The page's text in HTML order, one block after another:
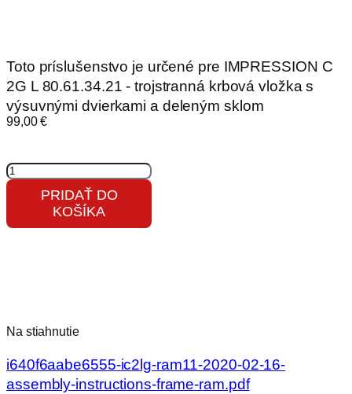
Toto príslušenstvo je určené pre IMPRESSION C
2G L 80.61.34.21 - trojstranná krbová vložka s
výsuvnými dvierkami a deleným sklom
99,00€
množstvo
RÁMIK
RAM11
PRIDAŤ DO
KOŠÍKA
Na stiahnutie
i640f6aabe6555-ic2lg-ram11-2020-02-16-
assembly-instructions-frame-ram.pdf